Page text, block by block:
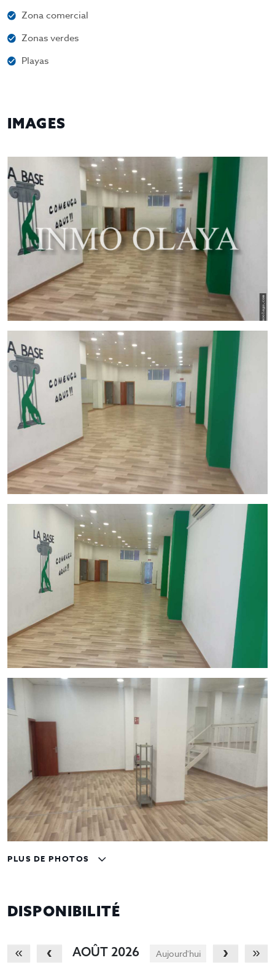
Zona comercial
Zonas verdes
Playas
IMAGES
PLUS DE PHOTOS
DISPONIBILITÉ
Aujourd'hui
AOÛT 2026